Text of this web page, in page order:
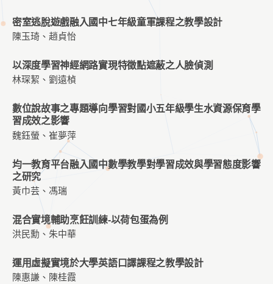
密室逃脫遊戲融入國中七年級童軍課程之教學設計
陳玉琦、趙貞怡
以深度學習神經網路實現特徵點遮蔽之人臉偵測
林琛絜、劉遠楨
數位說故事之專題導向學習對國小五年級學生水資源保育學
習成效之影響
魏鈺螢、崔夢萍
均一教育平台融入國中數學教學對學習成效與學習態度影響
之研究
黃巾芸、馮瑞
混合實境輔助烹飪訓練-以荷包蛋為例
洪民勳、朱中華
運用虛擬實境於大學英語口譯課程之教學設計
陳惠謙、陳桂霞